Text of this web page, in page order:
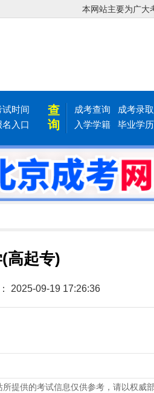
本网站主要为广大
试时间
名入口
查
询
成考查询
成考录取
入学学籍
毕业学历
高起专)
2025-09-19 17:26:36
提供的考试信息仅供参考，请以权威